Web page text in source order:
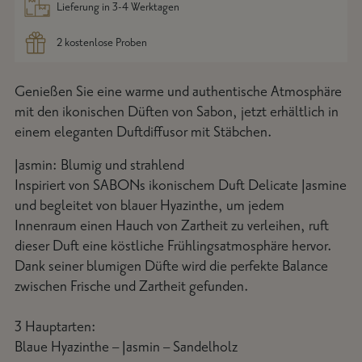
Lieferung in 3-4 Werktagen
2 kostenlose Proben
Produkt in den Warenkorb legen
Genießen Sie eine warme und authentische Atmosphäre
mit den ikonischen Düften von Sabon, jetzt erhältlich in
einem eleganten Duftdiffusor mit Stäbchen.
Jasmin: Blumig und strahlend
Inspiriert von SABONs ikonischem Duft Delicate Jasmine
und begleitet von blauer Hyazinthe, um jedem
Innenraum einen Hauch von Zartheit zu verleihen, ruft
dieser Duft eine köstliche Frühlingsatmosphäre hervor.
Dank seiner blumigen Düfte wird die perfekte Balance
zwischen Frische und Zartheit gefunden.
3 Hauptarten:
Blaue Hyazinthe – Jasmin – Sandelholz